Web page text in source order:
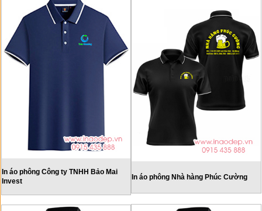
In áo phông Công ty TNHH Bảo Mai
Invest
In áo phông Nhà hàng Phúc Cường